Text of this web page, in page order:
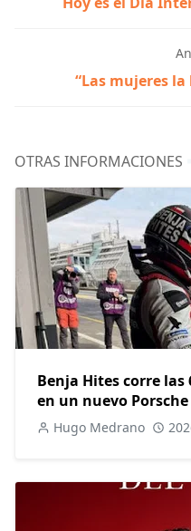
“Las mujeres
OTRAS INFORMACIONES
Benja Hites corre
en un nuevo Porsche
Hugo Medrano